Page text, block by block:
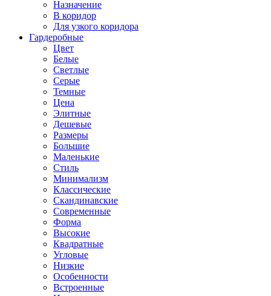
Назначение
В коридор
Для узкого коридора
Гардеробные
Цвет
Белые
Светлые
Серые
Темные
Цена
Элитные
Дешевые
Размеры
Большие
Маленькие
Стиль
Минимализм
Классические
Скандинавские
Современные
Форма
Высокие
Квадратные
Угловые
Низкие
Особенности
Встроенные